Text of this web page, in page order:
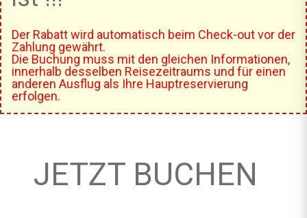
Der Rabatt wird automatisch beim Check-out vor der
Zahlung gewährt.
Die Buchung muss mit den gleichen Informationen,
innerhalb desselben Reisezeitraums und für einen
anderen Ausflug als Ihre Hauptreservierung
erfolgen.
JETZT BUCHEN